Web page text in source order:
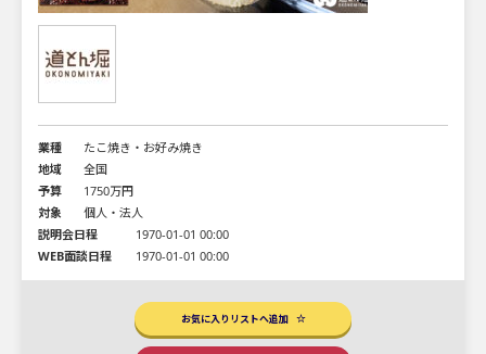
業種
たこ焼き・お好み焼き
地域
全国
予算
1750万円
対象
個人・法人
説明会日程
1970-01-01 00:00
WEB面談日程
1970-01-01 00:00
お気に入りリストへ追加